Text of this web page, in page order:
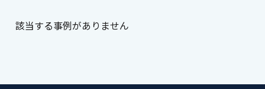
該当する事例がありません